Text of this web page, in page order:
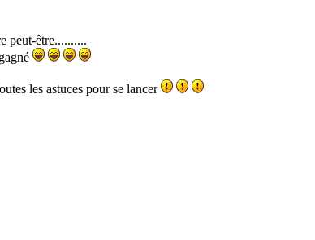
peut-être..........
les astuces pour se lancer